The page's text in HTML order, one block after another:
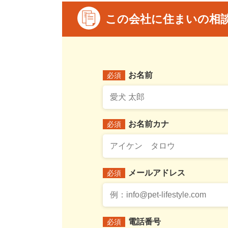
この会社に住まいの相
必須 お名前
必須 お名前カナ
必須 メールアドレス
必須 電話番号